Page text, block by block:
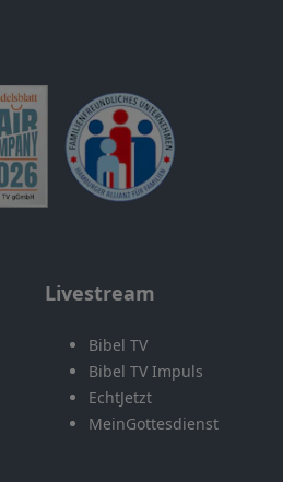
Livestream
Bibel TV
Bibel TV Impuls
EchtJetzt
MeinGottesdienst